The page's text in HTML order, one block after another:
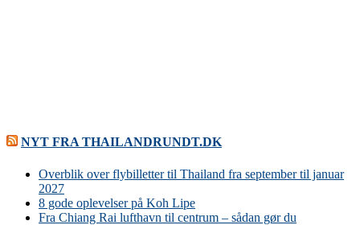
NYT FRA THAILANDRUNDT.DK
Overblik over flybilletter til Thailand fra september til januar
2027
8 gode oplevelser på Koh Lipe
Fra Chiang Rai lufthavn til centrum – sådan gør du